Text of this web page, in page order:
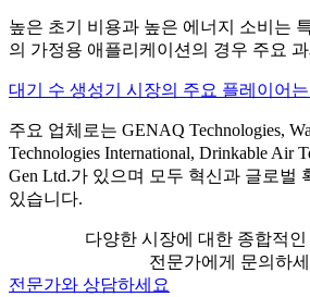
높은 초기 비용과 높은 에너지 소비는
의 가정용 애플리케이션의 경우 주요
대기 수 생성기 시장의 주요 플레이어
주요 업체로는 GENAQ Technologies,
Technologies International, Drinkable Air
Gen Ltd.가 있으며 모두 혁신과 글로벌
있습니다.
다양한 시장에 대한 종합적인
전문가에게 문의하
전문가와 상담하세요